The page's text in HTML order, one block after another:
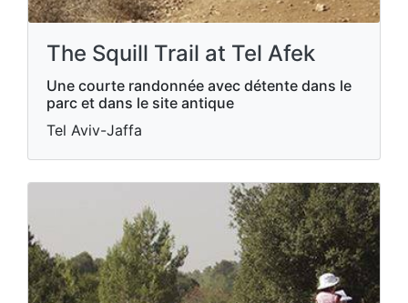
The Squill Trail at Tel Afek
Une courte randonnée avec détente dans le
parc et dans le site antique
Tel Aviv-Jaffa